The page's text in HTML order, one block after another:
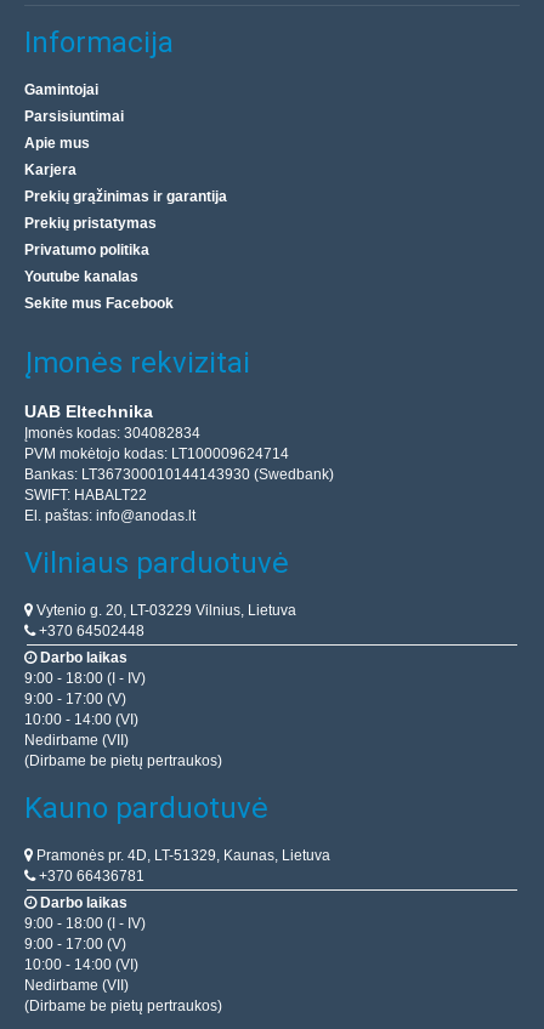
Informacija
Gamintojai
Parsisiuntimai
Apie mus
Karjera
Prekių grąžinimas ir garantija
Prekių pristatymas
Privatumo politika
Youtube kanalas
Sekite mus Facebook
Įmonės rekvizitai
UAB Eltechnika
Įmonės kodas: 304082834
PVM mokėtojo kodas: LT100009624714
Bankas: LT367300010144143930 (Swedbank)
SWIFT: HABALT22
El. paštas: info@anodas.lt
Vilniaus parduotuvė
Vytenio g. 20, LT-03229 Vilnius, Lietuva
+370 64502448
Darbo laikas
9:00 - 18:00 (I - IV)
9:00 - 17:00 (V)
10:00 - 14:00 (VI)
Nedirbame (VII)
(Dirbame be pietų pertraukos)
Kauno parduotuvė
Pramonės pr. 4D, LT-51329, Kaunas, Lietuva
+370 66436781
Darbo laikas
9:00 - 18:00 (I - IV)
9:00 - 17:00 (V)
10:00 - 14:00 (VI)
Nedirbame (VII)
(Dirbame be pietų pertraukos)